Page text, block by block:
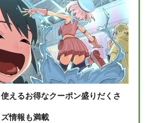
えるお得なクーポン盛りだくさ
情報も満載